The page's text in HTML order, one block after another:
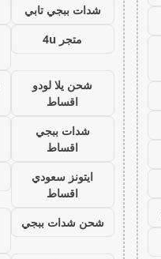
شدات ببجي تابي
متجر 4u
شحن يلا لودو
اقساط
شدات ببجي
اقساط
ايتونز سعودي
اقساط
شحن شدات ببجي